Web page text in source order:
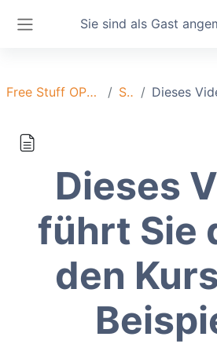
Sie sind als Gast
Free Stuff OPD-Konflikte Start
Dieses
führt Sie
den